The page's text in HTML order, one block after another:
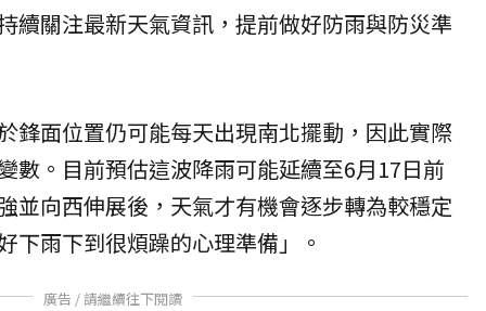
續關注最新天氣資訊，提前做好防雨與防災準
鋒面位置仍可能每天出現南北擺動，因此實際
數。目前預估這波降雨可能延續至6月17日前
並向西伸展後，天氣才有機會逐步轉為較穩定
下雨下到很煩躁的心理準備」。
廣告 / 請繼續往下閱讀